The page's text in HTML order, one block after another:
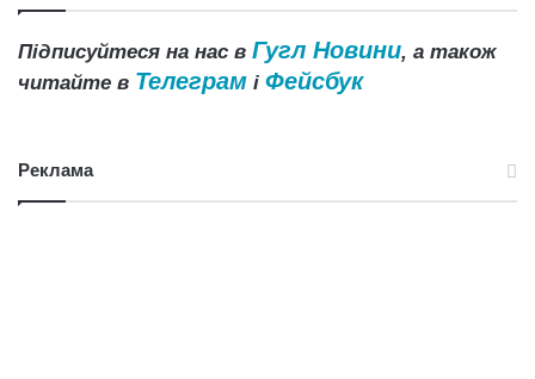
Підписуйтеся на нас в Гугл Новини, а також
читайте в Телеграм і Фейсбук
Реклама